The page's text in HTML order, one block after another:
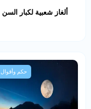
ألغاز شعبية لكبار السن
حكم وأقوال